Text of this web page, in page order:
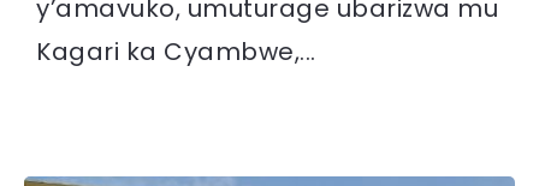
y’amavuko, umuturage ubarizwa mu
Kagari ka Cyambwe,...